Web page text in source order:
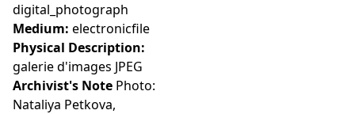
digital_photograph
Medium: electronicfile
Physical Description:
galerie d'images JPEG
Archivist's Note Photo:
Nataliya Petkova,